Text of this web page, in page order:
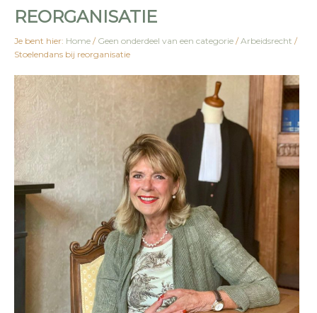
REORGANISATIE
Je bent hier: Home / Geen onderdeel van een categorie / Arbeidsrecht /
Stoelendans bij reorganisatie